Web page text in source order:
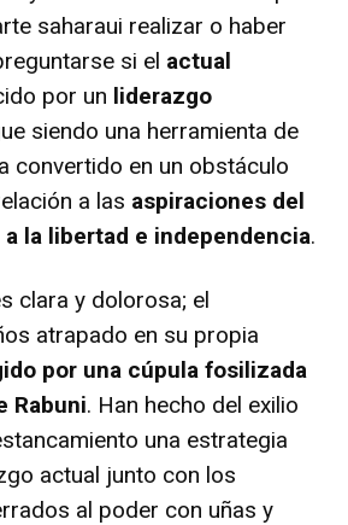
saharaui realizar o haber
si el actual
por un liderazgo
siendo una herramienta de
convertido en un obstáculo
a las aspiraciones del
la libertad e independencia.
clara y dolorosa; el
atrapado en su propia
por una cúpula fosilizada
Rabuni. Han hecho del exilio
una estrategia
actual junto con los
al poder con uñas y